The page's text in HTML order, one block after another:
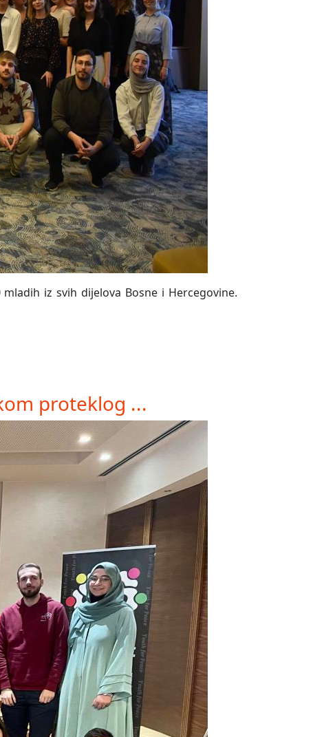
iz svih dijelova Bosne i Hercegovine.
proteklog ...